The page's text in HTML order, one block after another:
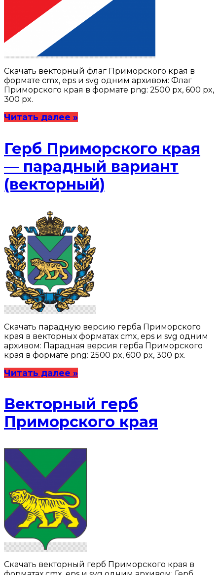
Скачать векторный флаг Приморского края в
формате cmx, eps и svg одним архивом: Флаг
Приморского края в формате png: 2500 px, 600 px,
300 px.
Читать далее »
Герб Приморского края
— парадный вариант
(векторный)
Скачать парадную версию герба Приморского
края в векторных форматах cmx, eps и svg одним
архивом: Парадная версия герба Приморского
края в формате png: 2500 px, 600 px, 300 px.
Читать далее »
Векторный герб
Приморского края
Скачать векторный герб Приморского края в